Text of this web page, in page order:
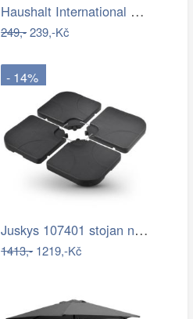
Haushalt International Slunečník duhový…
249,-239,-Kč
- 14%
Juskys 107401 stojan na slunčeník černý…
1413,-1219,-Kč